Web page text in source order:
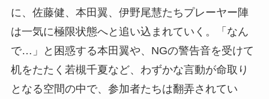
に、佐藤健、本田翼、伊野尾慧たちプレーヤー陣
は一気に極限状態へと追い込まれていく。「なん
で…」と困惑する本田翼や、NGの警告音を受けて
机をたたく若槻千夏など、わずかな言動が命取り
となる空間の中で、参加者たちは翻弄されてい